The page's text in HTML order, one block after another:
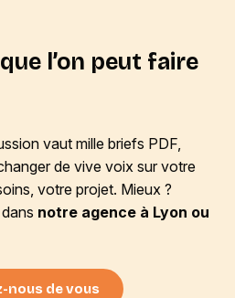
l’on peut faire
vaut mille briefs PDF,
de vive voix sur votre
votre projet. Mieux ?
notre agence à Lyon ou
nous de vous